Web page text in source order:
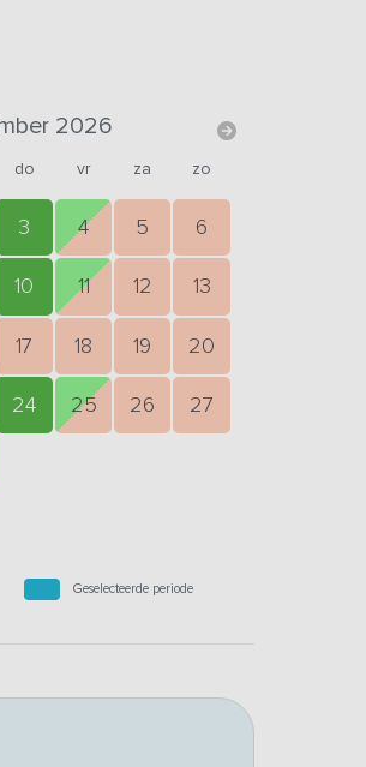
2026
do vr za zo
3 4 5 6
10 11 12 13
17 18 19 20
24 25 26 27
Geselecteerde periode